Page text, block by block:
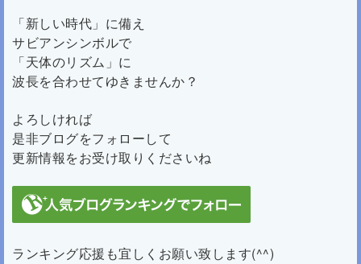
「新しい時代」に備え
サビアンシンボルで
「天体のリズム」に
波長を合わせてゆきませんか？
よろしければ
是非ブログをフォローして
更新情報をお受け取りくださいね
ランキング応援も宜しくお願い致します(^^)